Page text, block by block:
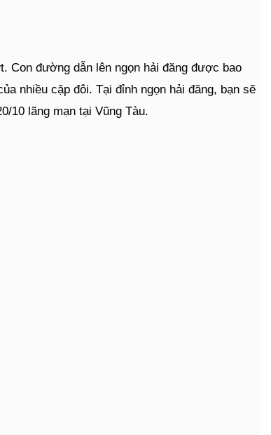
Con đường dẫn lên ngọn hải đăng được bao
nhiều cặp đôi. Tại đỉnh ngọn hải đăng, bạn sẽ
10 lãng mạn tại Vũng Tàu.